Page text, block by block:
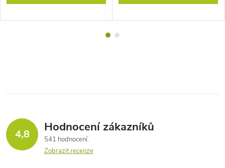
4,8 Hodnocení zákazníků
541 hodnocení
Zobrazit recenze